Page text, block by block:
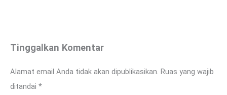
Tinggalkan Komentar
Alamat email Anda tidak akan dipublikasikan. Ruas yang wajib
ditandai *